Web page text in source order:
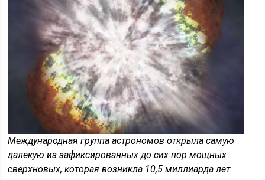
Международная группа астрономов открыла самую
далекую из зафиксированных до сих пор мощных
сверхновых, которая возникла 10,5 миллиарда лет